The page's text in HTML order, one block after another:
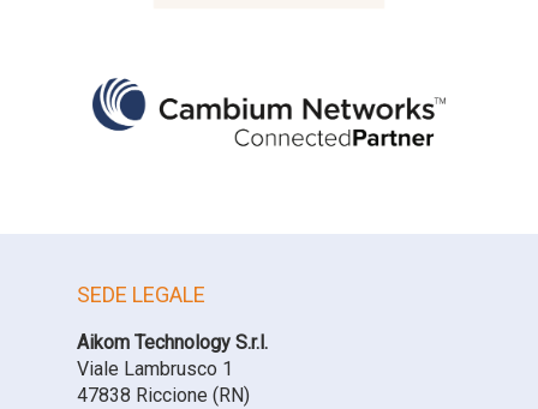
SEDE LEGALE
Aikom Technology S.r.l.
Viale Lambrusco 1
47838 Riccione (RN)